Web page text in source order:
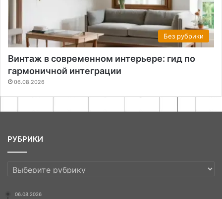
Без рубрики
Винтаж в современном интерьере: гид по
гармоничной интеграции
06.08.2026
РУБРИКИ
РУБРИКИ
06.08.2026